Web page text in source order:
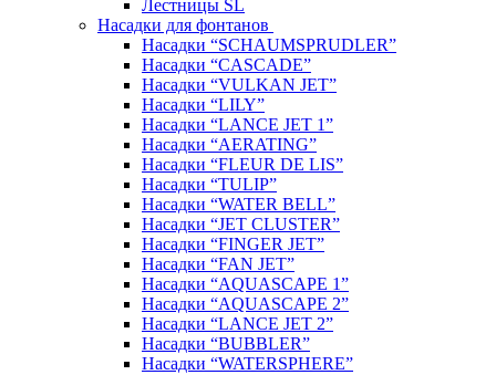
Лестницы SL
Насадки для фонтанов
Насадки “SCHAUMSPRUDLER”
Насадки “CASCADE”
Насадки “VULKAN JET”
Насадки “LILY”
Насадки “LANCE JET 1”
Насадки “AERATING”
Насадки “FLEUR DE LIS”
Насадки “TULIP”
Насадки “WATER BELL”
Насадки “JET CLUSTER”
Насадки “FINGER JET”
Насадки “FAN JET”
Насадки “AQUASCAPE 1”
Насадки “AQUASCAPE 2”
Насадки “LANCE JET 2”
Насадки “BUBBLER”
Насадки “WATERSPHERE”